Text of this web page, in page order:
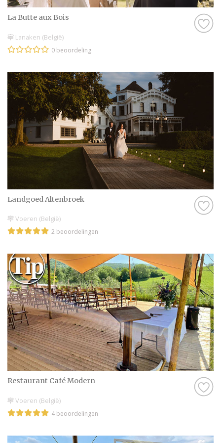
vertalen indien nodig.
Verzekeringen: Overweeg een reis- en
zekerheid.
Hulp inschakelen: Lokale professionals
werk uit handen nemen.
Vind jouw buitenlandse
trouwlocatie via Trouwen.nl
Bij Trouwen.nl vind je een uitgebreid
overzicht van trouwlocaties,
weddingplanners en andere leveranciers die
gespecialiseerd zijn in huwelijken in het
buitenland. Laat je inspireren en begin met
het plannen van jouw sprookjesachtige dag.
La Butte aux Bois
Lanaken (België)
0 beoordeling
Landgoed Altenbroek
Voeren (België)
2 beoordelingen
Restaurant Café Modern
Voeren (België)
4 beoordelingen